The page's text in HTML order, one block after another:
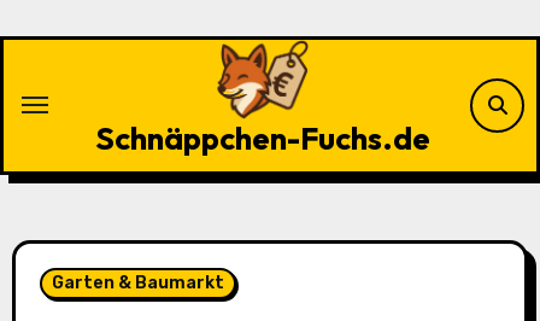
Schnäppchen-Fuchs.de
Garten & Baumarkt